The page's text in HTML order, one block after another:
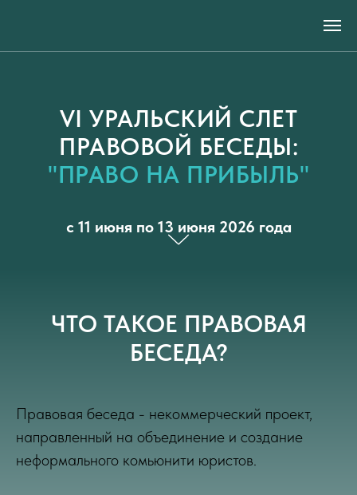
VI УРАЛЬСКИЙ СЛЕТ
ПРАВОВОЙ БЕСЕДЫ:
"ПРАВО НА ПРИБЫЛЬ"
с 11 июня по 13 июня 2026 года
ЧТО ТАКОЕ ПРАВОВАЯ
БЕСЕДА?
Правовая беседа - некоммерческий проект,
направленный на объединение и создание
неформального комьюнити юристов.